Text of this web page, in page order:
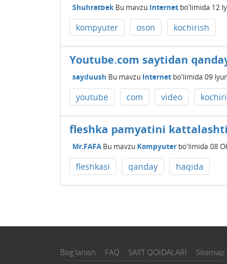
Shuhratbek Bu mavzu Internet bo'limida 12
kompyuter oson kochirish
Youtube.com saytidan
sayduush Bu mavzu Internet bo'limida 09
youtube com video
fleshka pamyatini
Mr.FAFA Bu mavzu Kompyuterbo'limida 08
fleshkasi qanday haqida
Bog'lanish FAQ SAYT QOIDALARI Sitemap